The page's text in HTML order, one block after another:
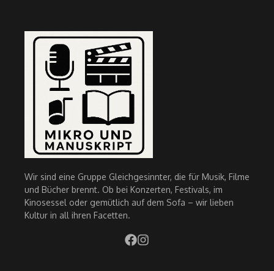
Wir sind eine Gruppe Gleichgesinnter, die für Musik, Filme
und Bücher brennt. Ob bei Konzerten, Festivals, im
Kinosessel oder gemütlich auf dem Sofa – wir lieben
Kultur in all ihren Facetten.